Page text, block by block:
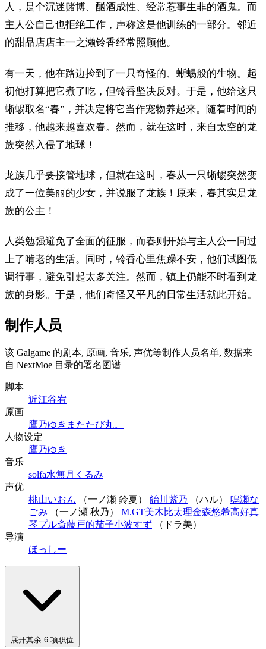
人，是个沉迷赌博、酗酒成性、经常惹事生非的酒鬼。而
主人公自己也拒绝工作，声称这是他训练的一部分。邻近
的甜品店店主一之濑铃香经常照顾他。
有一天，他在路边捡到了一只奇怪的、蜥蜴般的生物。起
初他打算把它煮了吃，但铃香坚决反对。于是，他给这只
蜥蜴取名“春”，并决定将它当作宠物养起来。随着时间的
推移，他越来越喜欢春。然而，就在这时，来自太空的龙
族突然入侵了地球！
龙族几乎要接管地球，但就在这时，春从一只蜥蜴突然变
成了一位美丽的少女，并说服了龙族！原来，春其实是龙
族的公主！
人类勉强避免了全面的征服，而春则开始与主人公一同过
上了啃老的生活。同时，铃香心里焦躁不安，他们试图低
调行事，避免引起太多关注。然而，镇上仍能不时看到龙
族的身影。于是，他们奇怪又平凡的日常生活就此开始。
制作人员
该 Galgame 的剧本, 原画, 音乐, 声优等制作人员名单, 数据来
自 NextMoe 目录的署名图谱
脚本
近江谷宥
原画
鷹乃ゆき またたび丸。
人物设定
鷹乃ゆき
音乐
solfa水無月くるみ
声优
桃山いおん （一ノ瀬 鈴夏） 飴川紫乃 （ハル） 鳴瀬な
ごみ （一ノ瀬 秋乃） M.GT美木比太理金森悠希高好真
琴プル斎藤戸的茄子小波すず （ドラ美）
导演
ほっしー
展开其余 6 项职位